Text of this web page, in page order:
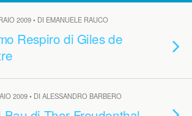
2009 • DI EMANUELE RAUCO
Respiro di Giles de
2009 • DI ALESSANDRO BARBERO